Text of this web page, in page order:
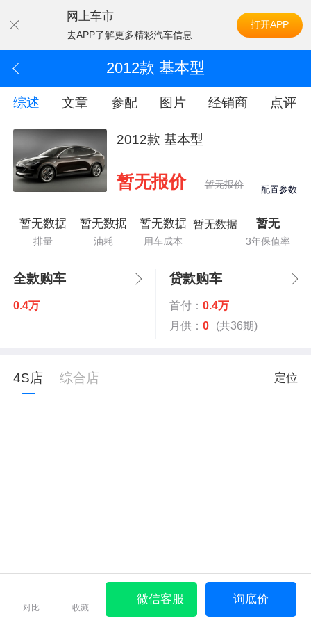
网上车市
去APP了解更多精彩汽车信息
打开APP
2012款 基本型
综述 文章 参配 图片 经销商 点评
2012款 基本型
暂无报价 暂无报价 配置参数
暂无数据
排量
暂无数据
油耗
暂无数据
用车成本
暂无数据 暂无
3年保值率
全款购车
0.4万
贷款购车
首付： 0.4万
月供： 0 (共36期)
4S店 综合店 定位
对比 收藏
微信客服 询底价